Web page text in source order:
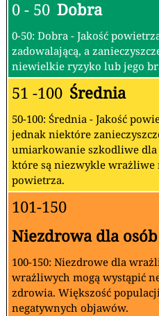
0 - 50 Dobra
0-50: Dobra - Jakość
zadowalającą, a
niewielkie ryzyko lub jego
51 -100 Średnia
50-100: Średnia - Jakość
jednak niektóre
umiarkowanie szkodliwe dla
które są niezwykle wrażliwe
powietrza.
101-150
Niezdrowa dla
100-150: Niezdrowe dla
wrażliwych mogą wystąpić
zdrowia. Większość
negatywnych objawów.